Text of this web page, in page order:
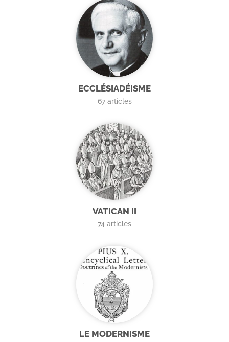
ECCLÉSIADÉISME
67articles
VATICAN II
74 articles
LE MODERNISME